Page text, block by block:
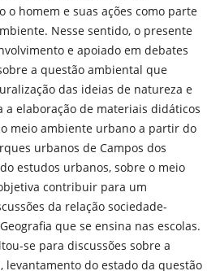
o homem e suas ações como parte
Nesse sentido, o presente
e apoiado em debates
a questão ambiental que
das ideias de natureza e
a elaboração de materiais didáticos
meio ambiente urbano a partir do
urbanos de Campos dos
estudos urbanos, sobre o meio
contribuir para um
da relação sociedade-
que se ensina nas escolas.
se para discussões sobre a
levantamento do estado da questão